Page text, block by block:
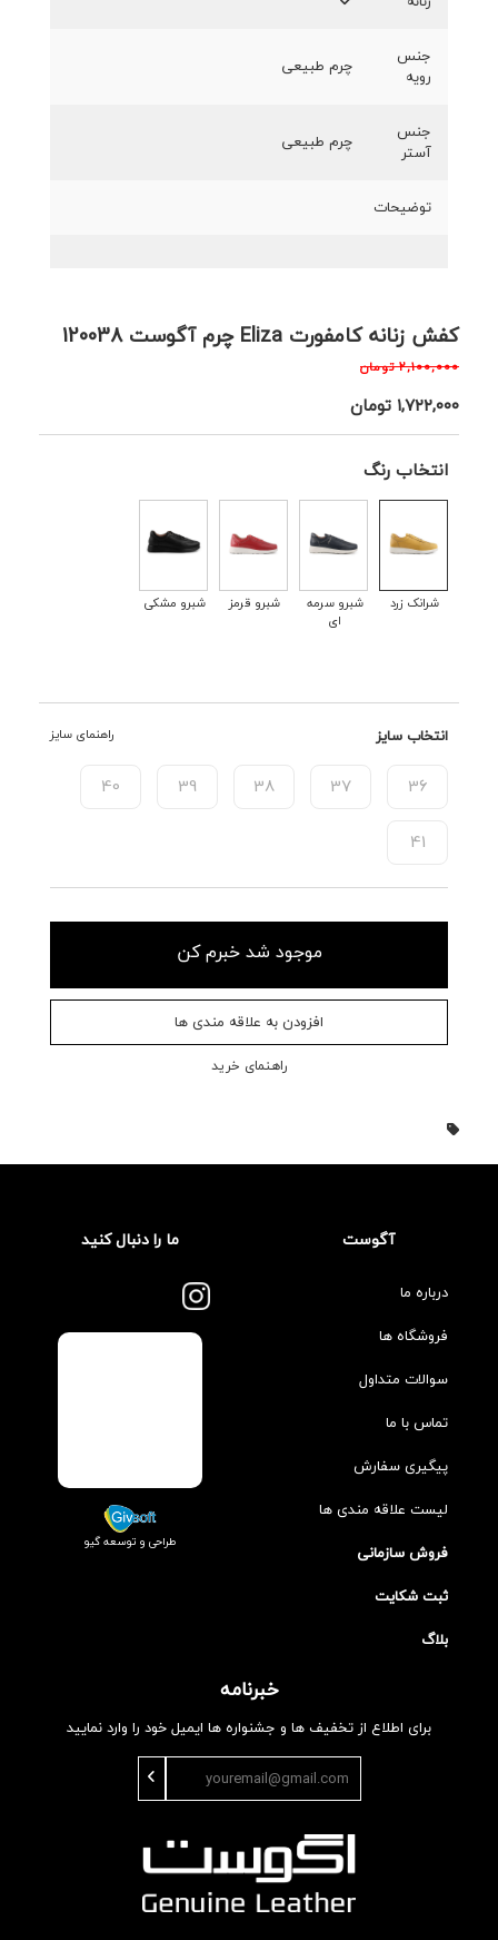
کفش زنانه کامفورت Eliza چرم آگوست 120038
۲,۱۰۰,۰۰۰ تومان
۱,۷۲۲,۰۰۰ تومان
انتخاب رنگ
شرانک زرد
شبرو سرمه
ای
شبرو قرمز شبرو مشکی
انتخاب سایز راهنمای سایز
36
37
38
39
40
41
موجود شد خبرم کن
افزودن به علاقه مندی ها
راهنمای خرید
جنس
رویه
چرم طبیعی
جنس
آستر
چرم طبیعی
توضیحات
آگوست
درباره ما
فروشگاه ها
سوالات متداول
تماس با ما
پیگیری سفارش
لیست علاقه مندی ها
فروش سازمانی
ثبت شکایت
بلاگ
ما را دنبال کنید
طراحی و توسعه گیو
خبرنامه
برای اطلاع از تخفیف ها و جشنواره ها ایمیل خود را وارد نمایید